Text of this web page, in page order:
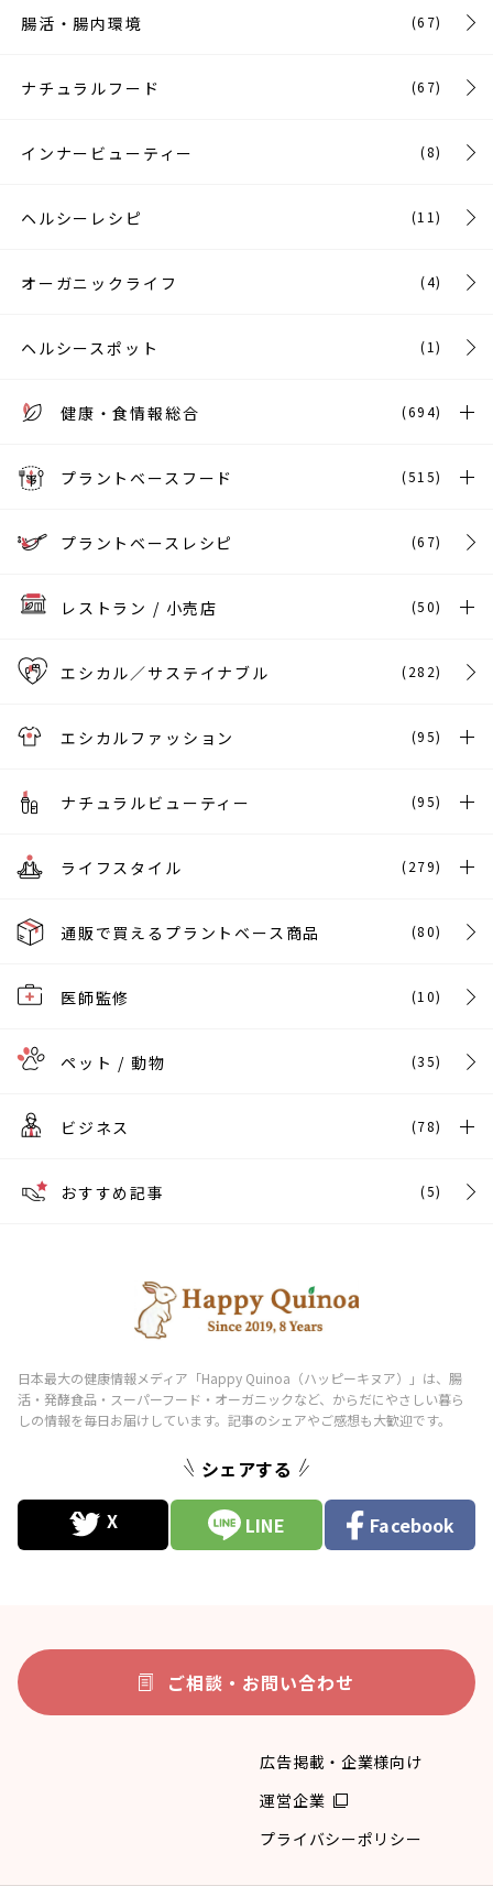
腸活・腸内環境 (67)
ナチュラルフード (67)
インナービューティー (8)
ヘルシーレシピ (11)
オーガニックライフ (4)
ヘルシースポット (1)
健康・食情報総合 (694)
プラントベースフード (515)
プラントベースレシピ (67)
レストラン / 小売店 (50)
エシカル／サステイナブル (282)
エシカルファッション (95)
ナチュラルビューティー (95)
ライフスタイル (279)
通販で買えるプラントベース商品 (80)
医師監修 (10)
ペット / 動物 (35)
ビジネス (78)
おすすめ記事 (5)
シェアする
LINE Facebook
ご相談・お問い合わせ
広告掲載・企業様向け
運営企業
プライバシーポリシー